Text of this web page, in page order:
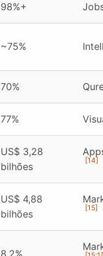
98%+
~75%
70%
77%
US$ 3,28
bilhões
[14]
US$ 4,88
bilhões
[15]
8,2%